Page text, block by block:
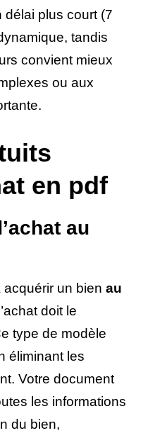
délai plus court (7
tandis
convient mieux
ou aux
en pdf
au
un bien au
doit le
type de modèle
éliminant les
Votre document
les informations
du bien,